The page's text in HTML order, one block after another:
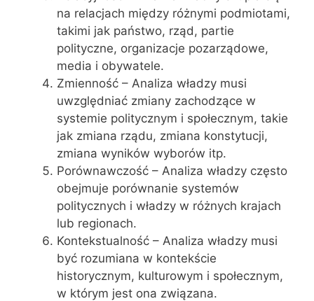
na relacjach między różnymi podmiotami,
takimi jak państwo, rząd, partie
polityczne, organizacje pozarządowe,
media i obywatele.
Zmienność – Analiza władzy musi
uwzględniać zmiany zachodzące w
systemie politycznym i społecznym, takie
jak zmiana rządu, zmiana konstytucji,
zmiana wyników wyborów itp.
Porównawczość – Analiza władzy często
obejmuje porównanie systemów
politycznych i władzy w różnych krajach
lub regionach.
Kontekstualność – Analiza władzy musi
być rozumiana w kontekście
historycznym, kulturowym i społecznym,
w którym jest ona związana.